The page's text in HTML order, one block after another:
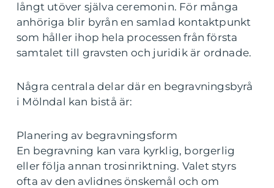
långt utöver själva ceremonin. För många
anhöriga blir byrån en samlad kontaktpunkt
som håller ihop hela processen från första
samtalet till gravsten och juridik är ordnade.
Några centrala delar där en begravningsbyrå
i Mölndal kan bistå är:
Planering av begravningsform
En begravning kan vara kyrklig, borgerlig
eller följa annan trosinriktning. Valet styrs
ofta av den avlidnes önskemål och om